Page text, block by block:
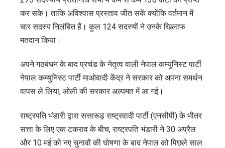
मत
खो
दिया
कर सके। ताकि अविश्वास प्रस्ताव जीत सकें क्योंकि वर्तमान में
चार सदस्य निलंबित हैं। कुल 124 सदस्यों ने उनके खिलाफ
मतदान किया।
अपने गठबंधन के बाद प्रचंड के नेतृत्व वाली नेपाल कम्युनिस्ट पार्टी
नेपाल कम्युनिस्ट पार्टी माओवादी केंद्र ने सरकार को अपना समर्थन
वापस ले लिया, ओली की सरकार अल्पमत में आ गई।
राष्ट्रपति भंडारी द्वारा सत्तारूढ़ राष्ट्रवादी पार्टी (एनसीपी) के भीतर
सत्ता के लिए एक टकराव के बीच, राष्ट्रपति भंडारी ने 30 अप्रैल
और 10 मई को नए चुनावों की घोषणा के बाद नेपाल को पिछले साल